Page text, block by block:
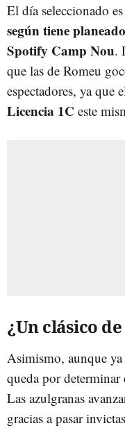
El día seleccionado es
según tiene
Spotify Camp Nou.
que las de Romeu
espectadores, ya que
Licencia 1C este
¿Un clásico
Asimismo, aunque ya
queda por
Las azulgranas
gracias a pasar